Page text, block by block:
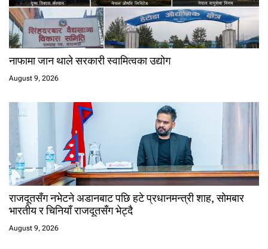
नाफामा जान थाले सरकारी स्वामित्वका उद्योग
August 9, 2026
राजदूतसँग नभेटने अडानबाट पछि हटे प्रधानमन्त्री शाह, सोमबार
भारतीय र चिनियाँ राजदूतसँग भेट्दै
August 9, 2026